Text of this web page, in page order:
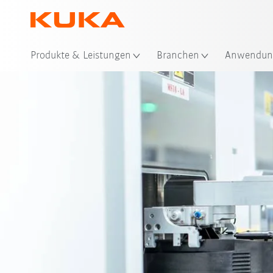
Produkte & Leistungen Branchen